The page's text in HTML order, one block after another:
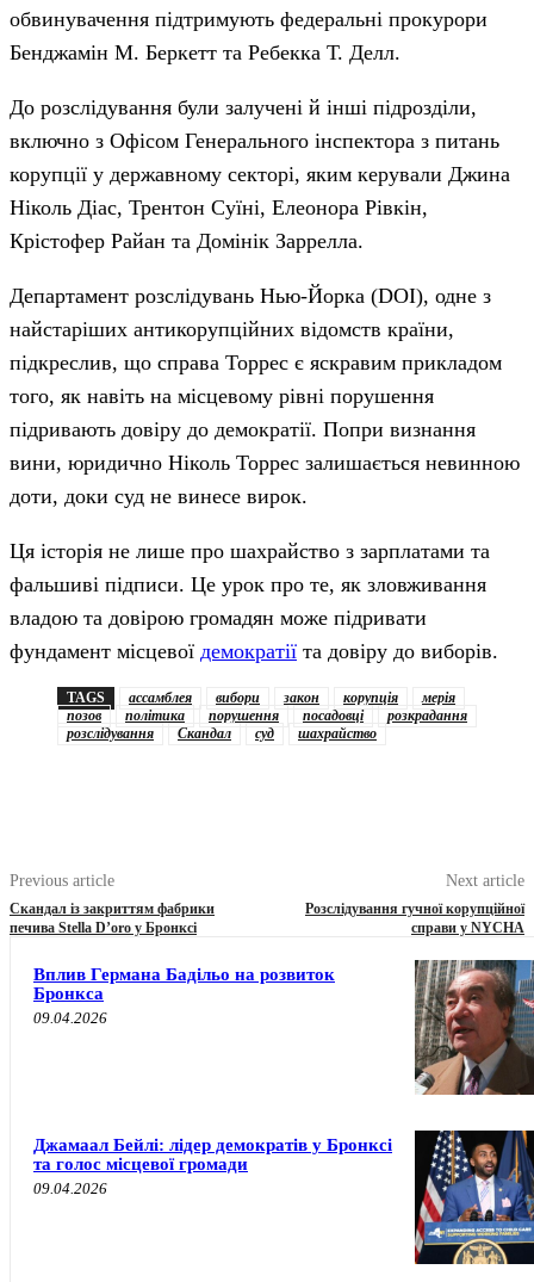
обвинувачення підтримують федеральні прокурори
Бенджамін М. Беркетт та Ребекка Т. Делл.
До розслідування були залучені й інші підрозділи,
включно з Офісом Генерального інспектора з питань
корупції у державному секторі, яким керували Джина
Ніколь Діас, Трентон Суїні, Елеонора Рівкін,
Крістофер Райан та Домінік Заррелла.
Департамент розслідувань Нью-Йорка (DOI), одне з
найстаріших антикорупційних відомств країни,
підкреслив, що справа Торрес є яскравим прикладом
того, як навіть на місцевому рівні порушення
підривають довіру до демократії. Попри визнання
вини, юридично Ніколь Торрес залишається невинною
доти, доки суд не винесе вирок.
Ця історія не лише про шахрайство з зарплатами та
фальшиві підписи. Це урок про те, як зловживання
владою та довірою громадян може підривати
фундамент місцевої демократії та довіру до виборів.
TAGS ассамблея вибори закон корупція
мерія
позов
політика порушення посадовці
розкрадання
розслідування
Скандал суд шахрайство
Previous article
Скандал із закриттям фабрики
печива Stella D’oro у Бронксі
Next article
Розслідування гучної корупційної
справи у NYCHA
Вплив Германа Бадільо на розвиток
Бронкса
09.04.2026
Джамаал Бейлі: лідер демократів у Бронксі
та голос місцевої громади
09.04.2026